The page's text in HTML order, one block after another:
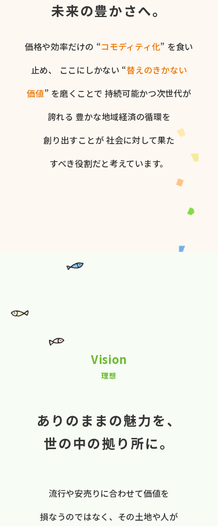
未来の豊かさへ。
価格や​効率だけの​ “コモディティ化” を​食い​
止め、
ここに​しかない​ “替えの​きかない​
価値” を​磨く​ことで 持続可能かつ次世代が​
誇れる 豊かな​地域経済の​循環を​
創り出すことが 社会に​対して​果た​
すべき役割だと​考えています。​
Vision
理想
ありのままの魅力を、
世の中の拠り所に。
流行や​安売りに​合わせて​価値を​
損なうのではなく、 ​その​土地や​人が​